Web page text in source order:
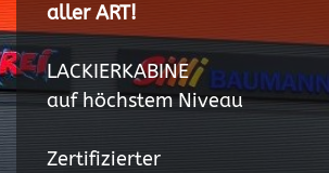
aller ART!
LACKIERKABINE
auf höchstem Niveau
Zertifizierter